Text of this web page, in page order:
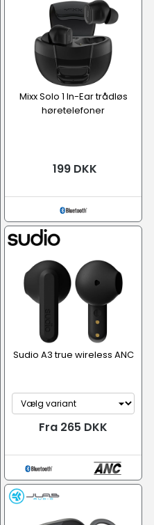
Mixx Solo 1 In-Ear trådløs
høretelefoner
199 DKK
Sudio A3 true wireless ANC
Fra 265 DKK